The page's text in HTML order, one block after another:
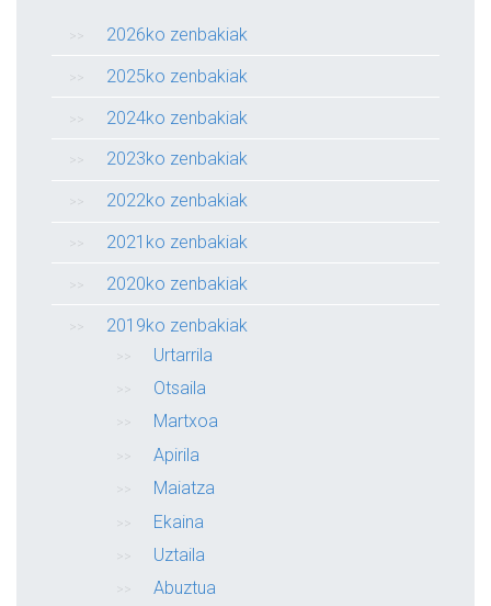
2026ko zenbakiak
2025ko zenbakiak
2024ko zenbakiak
2023ko zenbakiak
2022ko zenbakiak
2021ko zenbakiak
2020ko zenbakiak
2019ko zenbakiak
Urtarrila
Otsaila
Martxoa
Apirila
Maiatza
Ekaina
Uztaila
Abuztua